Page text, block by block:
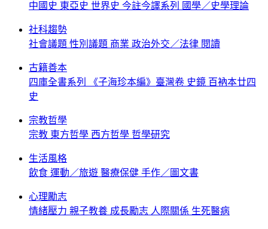
中國史 東亞史 世界史 今註今譯系列 國學／史學理論
社科趨勢
社會議題 性別議題 商業 政治外交／法律 閱讀
古籍善本
四庫全書系列
《子海珍本編》臺灣卷 史鏡 百衲本廿四
史
宗教哲學
宗教 東方哲學 西方哲學 哲學研究
生活風格
飲食 運動／旅遊 醫療保健 手作／圖文書
心理勵志
情緒壓力 親子教養 成長勵志 人際關係 生死醫病